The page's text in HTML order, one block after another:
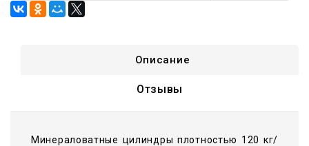
Описание
Отзывы
Минераловатные цилиндры плотностью 120 кг/